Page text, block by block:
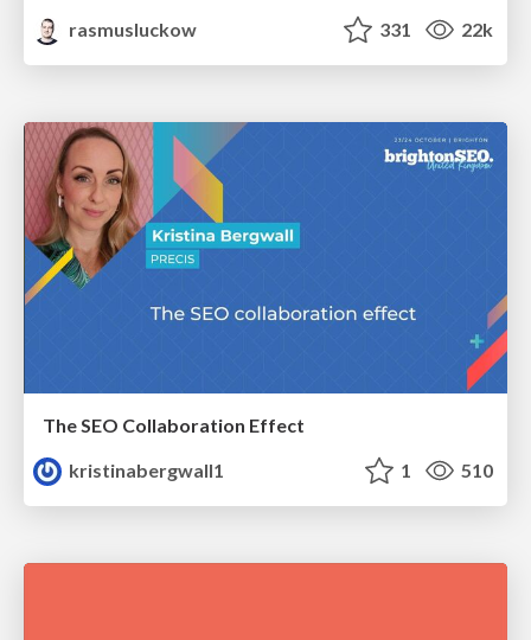
rasmusluckow
331 22k
The SEO Collaboration Effect
kristinabergwall1
1 510